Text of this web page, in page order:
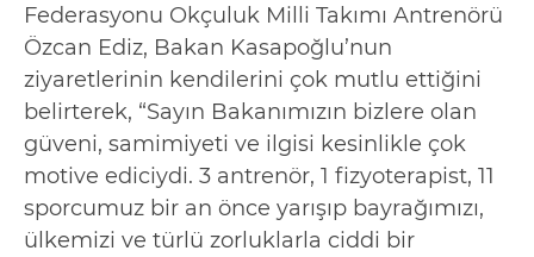
Federasyonu Okçuluk Milli Takımı Antrenörü
Özcan Ediz, Bakan Kasapoğlu’nun
ziyaretlerinin kendilerini çok mutlu ettiğini
belirterek, “Sayın Bakanımızın bizlere olan
güveni, samimiyeti ve ilgisi kesinlikle çok
motive ediciydi. 3 antrenör, 1 fizyoterapist, 11
sporcumuz bir an önce yarışıp bayrağımızı,
ülkemizi ve türlü zorluklarla ciddi bir